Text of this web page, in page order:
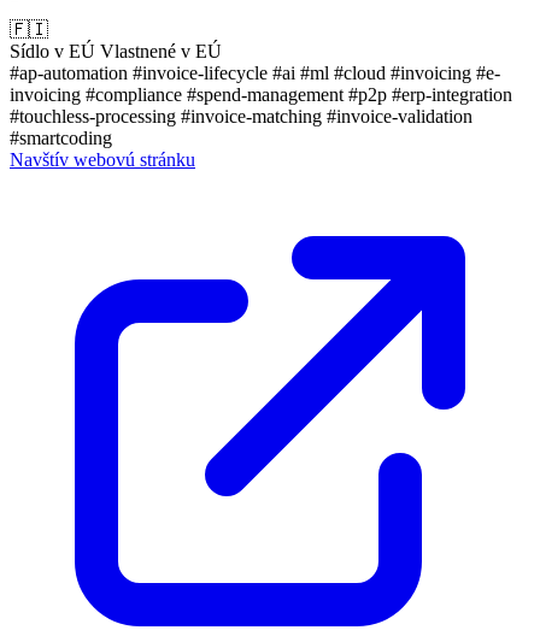
🇫🇮
Sídlo v EÚ Vlastnené v EÚ
#ap-automation #invoice-lifecycle #ai #ml #cloud #invoicing #e-
invoicing #compliance #spend-management #p2p #erp-integration
#touchless-processing #invoice-matching #invoice-validation
#smartcoding
Navštív webovú stránku